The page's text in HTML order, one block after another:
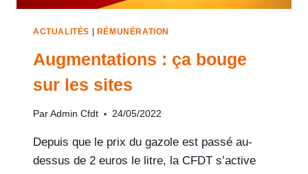
ACTUALITÉS RÉMUNÉRATION
Augmentations : ça bouge
sur les sites
Par Admin Cfdt 24/05/2022
Depuis que le prix du gazole est passé au-
dessus de 2 euros le litre, la CFDT s’active